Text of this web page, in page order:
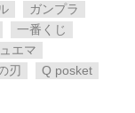
ガンプラ
一番くじ
エマ
刃
​Q ​posket